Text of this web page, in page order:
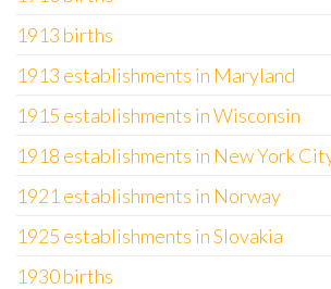
1913 births
1913 establishments in Maryland
1915 establishments in Wisconsin
1918 establishments in New York
1921 establishments in Norway
1925 establishments in Slovakia
1930 births